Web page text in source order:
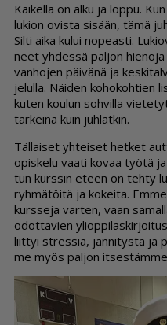
Kai­kel­la on al­ku ja lop­pu.
lu­ki­on ovis­ta si­sään, tämä
Sil­ti ai­ka ku­lui no­pe­as­ti.
neet yh­des­sä pal­jon
van­ho­jen päi­vä­nä ja
je­lul­la. Näi­den ko­ho­koh­tien
ku­ten kou­lun soh­vil­la
tär­kei­nä kuin juh­lat­kin.
Täl­lai­set yh­tei­set het­ket
opis­ke­lu vaa­ti ko­vaa työ­tä
tun kurs­sin eteen on teh­ty
ryh­mä­töi­tä ja ko­kei­ta.
kurs­se­ja var­ten, vaan
odot­ta­vien
liit­tyi stres­siä, jän­ni­tys­tä ja
me myös pal­jon